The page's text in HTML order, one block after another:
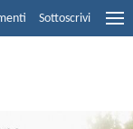
Sottoscrivi